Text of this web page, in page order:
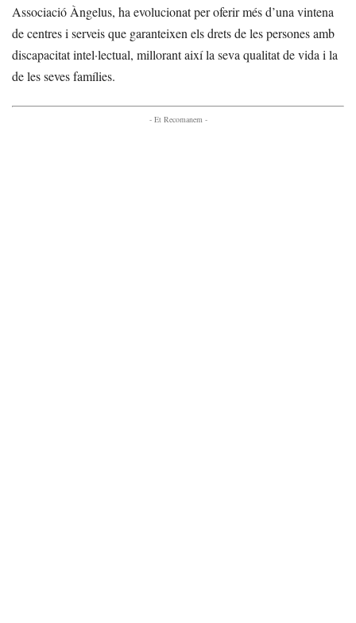
Associació Àngelus, ha evolucionat per oferir més d’una vintena
de centres i serveis que garanteixen els drets de les persones amb
discapacitat intel·lectual, millorant així la seva qualitat de vida i la
de les seves famílies.
- Et Recomanem -